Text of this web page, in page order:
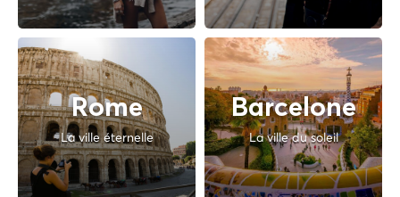
Rome
La ville éternelle
Barcelone
La ville du soleil